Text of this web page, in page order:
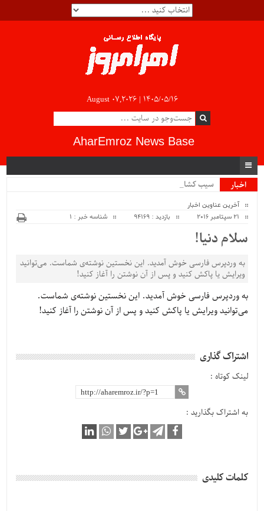
August 07,2026 | ۱۴۰۵/۰۵/۱۶
AharEmroz News Base
اخبار
سیب کشاور_
آخرین عناوین اخبار
بازدید : 94169 شناسه خبر : 1
سلام دنیا!
به وردپرس فارسی خوش آمدید.‌ این نخستین نوشته‌‌ی شماست. می‌توانید
ویرایش یا پاکش کنید و پس از آن نوشتن را آغاز کنید!
به وردپرس فارسی خوش آمدید.‌ این نخستین نوشته‌‌ی شماست.
می‌توانید ویرایش یا پاکش کنید و پس از آن نوشتن را آغاز کنید!
اشتراک گذاری
لینک کوتاه :
به اشتراک بگذارید :
کلمات کلیدی